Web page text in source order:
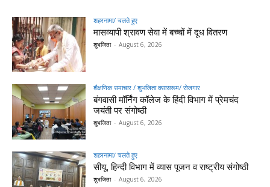
शहरनामा/ चलते हुए
मासव्यापी श्रावण सेवा में बच्चों में दूध वितरण
शुभजिता - August 6, 2026
शैक्षणिक समाचार / शुभजिता क्सासरूम/ रोजगार
बंगवासी मॉर्निंग कॉलेज के हिंदी विभाग में प्रेमचंद
जयंती पर संगोष्ठी
शुभजिता - August 6, 2026
शहरनामा/ चलते हुए
सीयू, हिन्दी विभाग में व्यास पूजन व राष्ट्रीय संगोष्ठी
शुभजिता - August 6, 2026